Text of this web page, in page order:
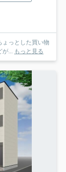
っとした買い物
が... もっと見る